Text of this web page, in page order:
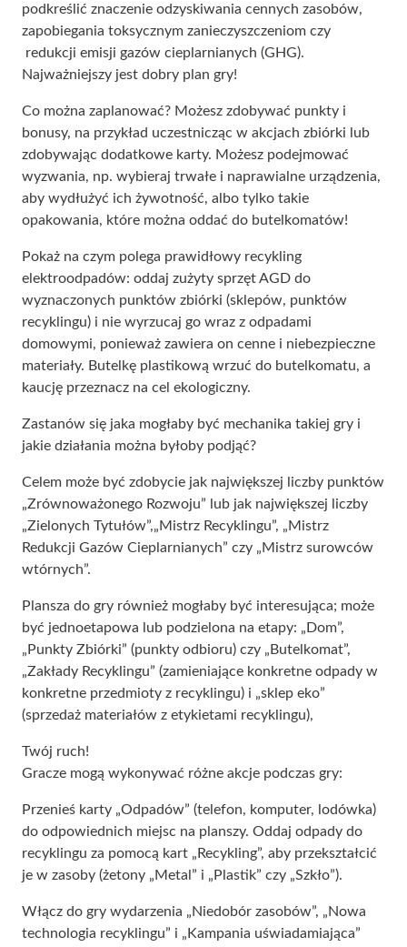
podkreślić znaczenie odzyskiwania cennych zasobów,
zapobiegania toksycznym zanieczyszczeniom czy
redukcji emisji gazów cieplarnianych (GHG).
Najważniejszy jest dobry plan gry!
Co można zaplanować? Możesz zdobywać punkty i
bonusy, na przykład uczestnicząc w akcjach zbiórki lub
zdobywając dodatkowe karty. Możesz podejmować
wyzwania, np. wybieraj trwałe i naprawialne urządzenia,
aby wydłużyć ich żywotność, albo tylko takie
opakowania, które można oddać do butelkomatów!
Pokaż na czym polega prawidłowy recykling
elektroodpadów: oddaj zużyty sprzęt AGD do
wyznaczonych punktów zbiórki (sklepów, punktów
recyklingu) i nie wyrzucaj go wraz z odpadami
domowymi, ponieważ zawiera on cenne i niebezpieczne
materiały. Butelkę plastikową wrzuć do butelkomatu, a
kaucję przeznacz na cel ekologiczny.
Zastanów się jaka mogłaby być mechanika takiej gry i
jakie działania można byłoby podjąć?
Celem może być zdobycie jak największej liczby punktów
„Zrównoważonego Rozwoju” lub jak największej liczby
„Zielonych Tytułów”,„Mistrz Recyklingu”, „Mistrz
Redukcji Gazów Cieplarnianych” czy „Mistrz surowców
wtórnych”.
Plansza do gry również mogłaby być interesująca; może
być jednoetapowa lub podzielona na etapy: „Dom”,
„Punkty Zbiórki” (punkty odbioru) czy „Butelkomat”,
„Zakłady Recyklingu” (zamieniające konkretne odpady w
konkretne przedmioty z recyklingu) i „sklep eko”
(sprzedaż materiałów z etykietami recyklingu),
Twój ruch!
Gracze mogą wykonywać różne akcje podczas gry:
Przenieś karty „Odpadów” (telefon, komputer, lodówka)
do odpowiednich miejsc na planszy. Oddaj odpady do
recyklingu za pomocą kart „Recykling”, aby przekształcić
je w zasoby (żetony „Metal” i „Plastik” czy „Szkło”).
Włącz do gry wydarzenia „Niedobór zasobów”, „Nowa
technologia recyklingu” i „Kampania uświadamiająca”